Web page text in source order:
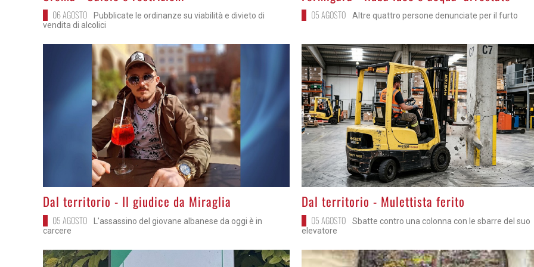
06 AGOSTO
Pubblicate le ordinanze su viabilità e divieto di
vendita di alcolici
05 AGOSTO Altre quattro persone denunciate per il furto
>
Dal territorio - Il giudice da Miraglia
05 AGOSTO
L'assassino del giovane albanese da oggi è in
carcere
>
Dal territorio - Mulettista ferito
05 AGOSTO
Sbatte contro una colonna con le sbarre del suo
elevatore